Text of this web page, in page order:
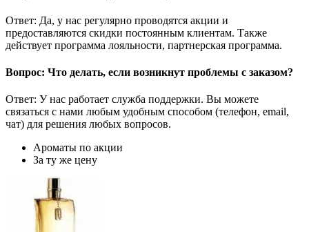
Ответ: Да, у нас регулярно проводятся акции и
предоставляются скидки постоянным клиентам. Также
действует программа лояльности, партнерская программа.
Вопрос: Что делать, если возникнут проблемы с заказом?
Ответ: У нас работает служба поддержки. Вы можете
связаться с нами любым удобным способом (телефон, email,
чат) для решения любых вопросов.
Ароматы по акции
За ту же цену